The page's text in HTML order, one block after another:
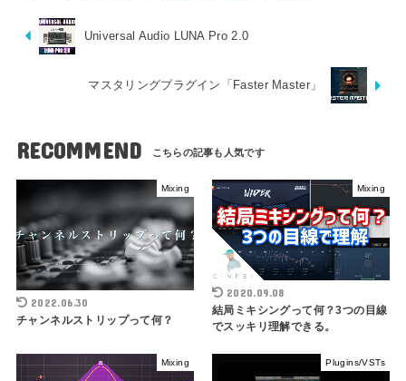
Universal Audio LUNA Pro 2.0
マスタリングプラグイン「Faster Master」
RECOMMEND
Mixing
2022.06.30
チャンネルストリップって何？
Mixing
2020.09.08
結局ミキシングって何？3つの目線
でスッキリ理解できる。
Mixing Plugins/VSTs